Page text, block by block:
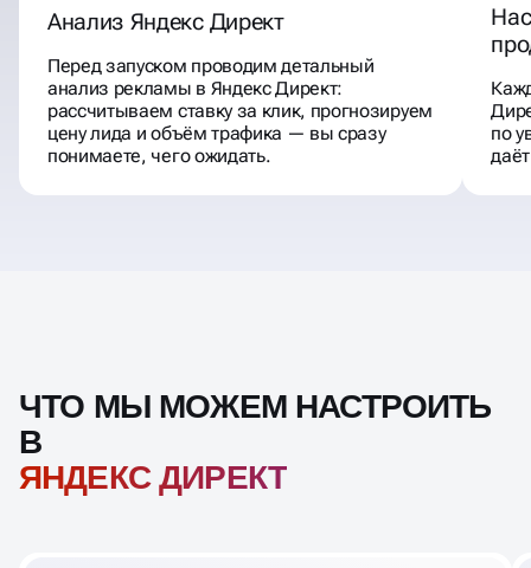
Анализ Яндекс Директ
Перед запуском проводим детальный
анализ рекламы в Яндекс Директ:
рассчитываем ставку за клик, прогнозируем
цену лида и объём трафика — вы сразу
понимаете, чего ожидать.
по
ЧТО МЫ МОЖЕМ НАСТРОИТЬ
В
ЯНДЕКС ДИРЕКТ